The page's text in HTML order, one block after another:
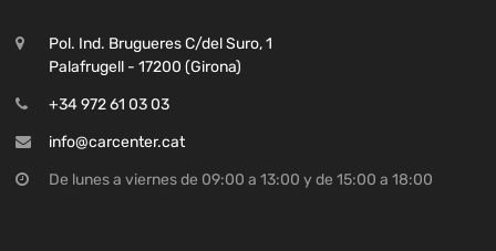
Pol. Ind. Brugueres C/del Suro, 1
Palafrugell - 17200 (Girona)
+34 972 61 03 03
info@carcenter.cat
De lunes a viernes de 09:00 a 13:00 y de 15:00 a 18:00